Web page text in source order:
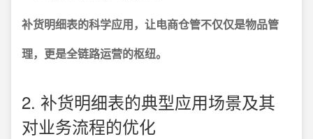
补货明细表的科学应用，让电商仓管不仅仅是物品管
理，更是全链路运营的枢纽。
2. 补货明细表的典型应用场景及其
对业务流程的优化